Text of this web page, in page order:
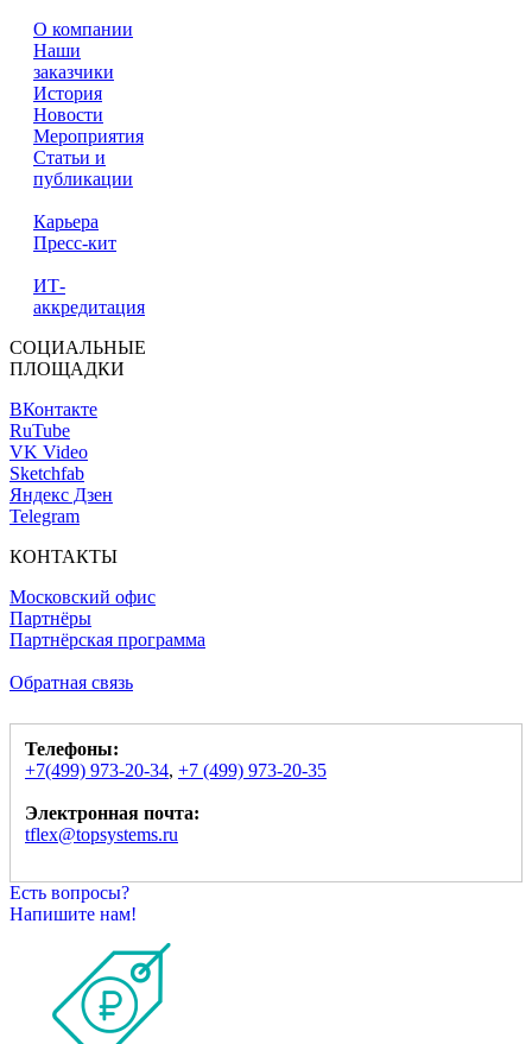
О компании
Наши
заказчики
История
Новости
Мероприятия
Статьи и
публикации
Карьера
Пресс-кит
ИТ-
аккредитация
СОЦИАЛЬНЫЕ
ПЛОЩАДКИ
ВКонтакте
RuTube
VK Video
Sketchfab
Яндекс Дзен
Telegram
КОНТАКТЫ
Московский офис
Партнёры
Партнёрская программа
Обратная связь
Телефоны:
+7(499) 973-20-34, +7 (499) 973-20-35
Электронная почта:
tflex@topsystems.ru
Есть вопросы?
Напишите нам!